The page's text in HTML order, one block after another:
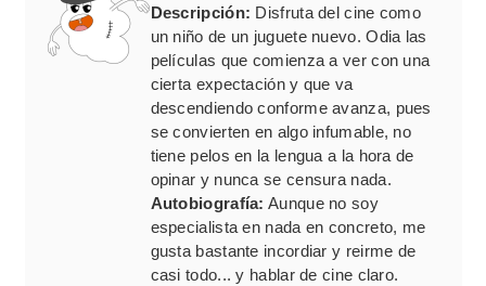
Descripción: Disfruta del cine como
un niño de un juguete nuevo. Odia las
películas que comienza a ver con una
cierta expectación y que va
descendiendo conforme avanza, pues
se convierten en algo infumable, no
tiene pelos en la lengua a la hora de
opinar y nunca se censura nada.
Autobiografía: Aunque no soy
especialista en nada en concreto, me
gusta bastante incordiar y reirme de
casi todo... y hablar de cine claro.